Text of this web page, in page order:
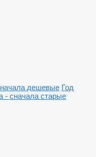
дешевые Год
- сначала старые